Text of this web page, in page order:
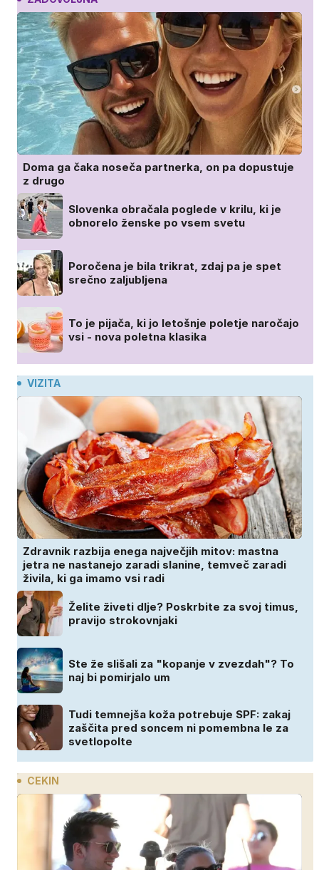
Doma ga čaka noseča partnerka, on pa dopustuje
z drugo
Slovenka obračala poglede v krilu, ki je
obnorelo ženske po vsem svetu
Poročena je bila trikrat, zdaj pa je spet
srečno zaljubljena
To je pijača, ki jo letošnje poletje naročajo
vsi - nova poletna klasika
VIZITA
Zdravnik razbija enega največjih mitov: mastna
jetra ne nastanejo zaradi slanine, temveč zaradi
živila, ki ga imamo vsi radi
Želite živeti dlje? Poskrbite za svoj timus,
pravijo strokovnjaki
Ste že slišali za "kopanje v zvezdah"? To
naj bi pomirjalo um
Tudi temnejša koža potrebuje SPF: zakaj
zaščita pred soncem ni pomembna le za
svetlopolte
CEKIN